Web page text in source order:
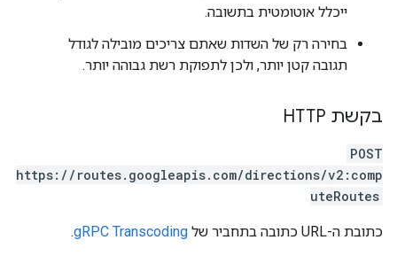
ייכלל אוטומטית בתשובה.
בחירה רק של השדות שאתם צריכים מובילה לגודל
תגובה קטן יותר, ולכן לתפוקת רשת גבוהה יותר.
בקשת HTTP
POST
https://routes.googleapis.com/directions/v2:comp
uteRoutes
כתובת ה-URL כתובה בתחביר של gRPC Transcoding
.